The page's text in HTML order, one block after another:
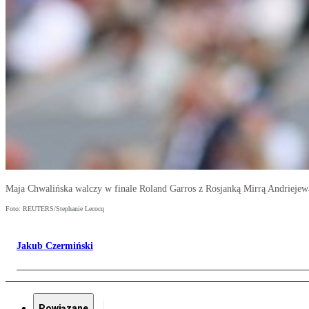
Maja Chwalińska walczy w finale Roland Garros z Rosjanką Mirrą
Foto: REUTERS/Stephanie Lecocq
Jakub Czermiński